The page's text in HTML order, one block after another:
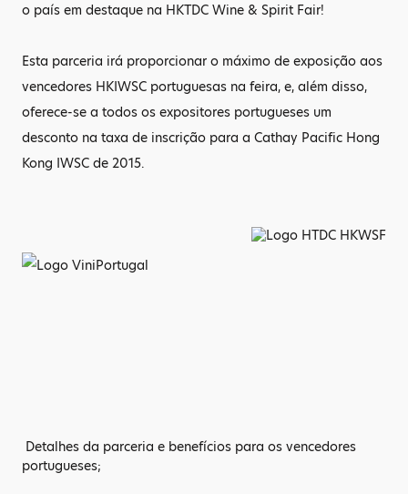
o país em destaque na HKTDC Wine & Spirit Fair!
Esta parceria irá proporcionar o máximo de exposição aos
vencedores HKIWSC portuguesas na feira, e, além disso,
oferece-se a todos os expositores portugueses um
desconto na taxa de inscrição para a Cathay Pacific Hong
Kong IWSC de 2015.
Detalhes da parceria e benefícios para os vencedores
portugueses;